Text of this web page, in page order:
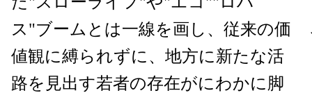
ス"ブームとは一線を画し、従来の価
値観に縛られずに、地方に新たな活
路を見出す若者の存在がにわかに脚